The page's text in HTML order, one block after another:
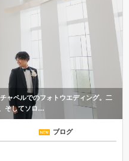
ャペルでのフォトウエディング。二
そしてソロ…
ブログ